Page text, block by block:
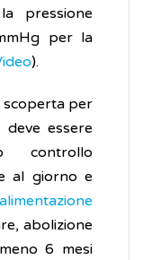
pressione
per la
).
scoperta per
essere
controllo
al giorno e
alimentazione
abolizione
6 mesi